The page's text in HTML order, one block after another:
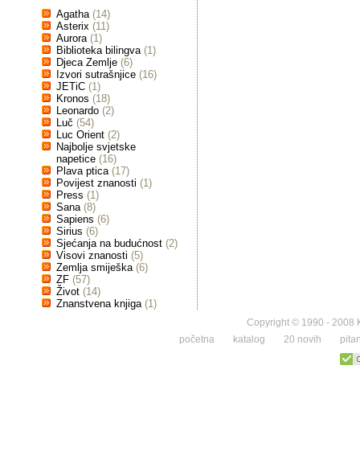
Agatha (14)
Asterix (11)
Aurora (1)
Biblioteka bilingva (1)
Djeca Zemlje (6)
Izvori sutrašnjice (16)
JETiC (1)
Kronos (18)
Leonardo (2)
Luč (54)
Luc Orient (2)
Najbolje svjetske
napetice (16)
Plava ptica (17)
Povijest znanosti (1)
Press (1)
Sana (8)
Sapiens (6)
Sirius (6)
Sjećanja na budućnost (2)
Visovi znanosti (5)
Zemlja smiješka (6)
ZF (57)
Život (14)
Znanstvena knjiga (1)
Copyright © 1990 - 2008
početna
katalog 20 novih